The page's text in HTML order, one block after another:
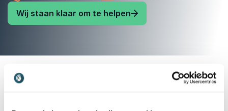
Wij staan klaar om te helpen